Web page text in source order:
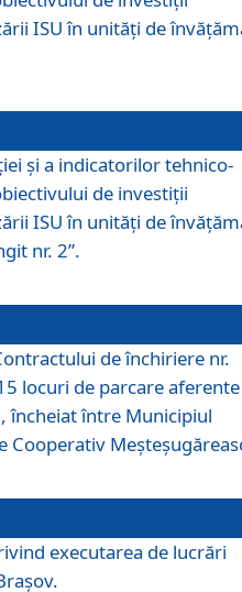
ISU în unități de
și a indicatorilor tehnico-
de investiții
ISU în unități de
nr. 2”.
de închiriere nr.
locuri de parcare aferente
încheiat între Municipiul
Cooperativ
executarea de lucrări